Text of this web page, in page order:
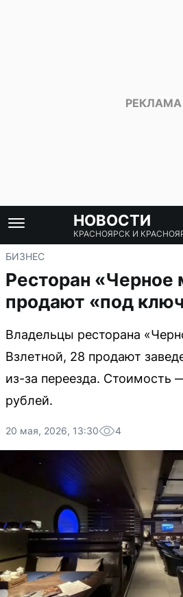
НОВОСТИ
КРАСНОЯРСК И
БИЗНЕС
Ресторан «Черное
продают «под
Владельцы ресторана
Взлетной, 28 продают
из-за переезда. Стоимость
рублей.
20 мая, 2026, 13:30 4